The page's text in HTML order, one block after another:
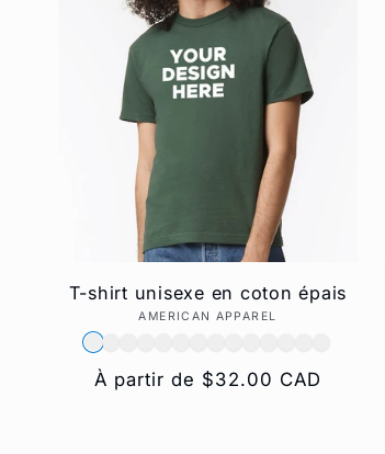
o
n
T-shirt unisexe en coton épais
Fournisseur :
AMERICAN APPAREL
Prix
À partir de $32.00 CAD